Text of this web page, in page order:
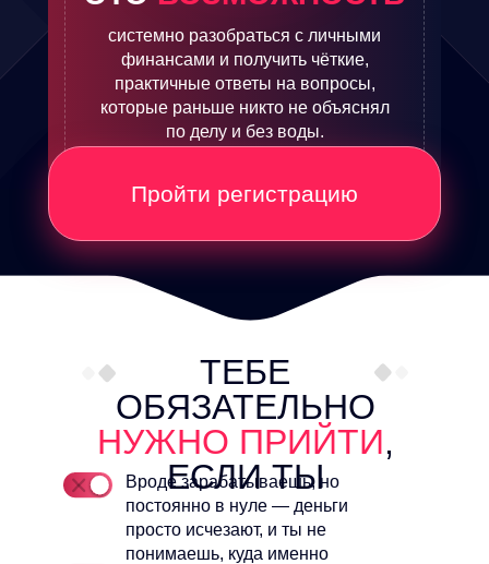
системно разобраться с личными
финансами и получить чёткие,
практичные ответы на вопросы,
которые раньше никто не объяснял
по делу и без воды.
Пройти регистрацию
Вроде зарабатываешь, но
постоянно в нуле — деньги
просто исчезают, и ты не
понимаешь, куда именно
ТЕБЕ
ОБЯЗАТЕЛЬНО
НУЖНО ПРИЙТИ,
ЕСЛИ ТЫ